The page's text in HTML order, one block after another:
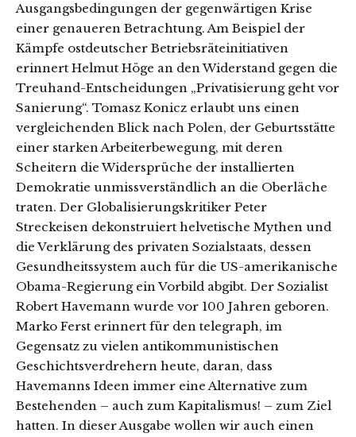
Ausgangsbedingungen der gegenwärtigen Krise
einer genaueren Betrachtung. Am Beispiel der
Kämpfe ostdeutscher Betriebsräteinitiativen
erinnert Helmut Höge an den Widerstand gegen die
Treuhand-Entscheidungen „Privatisierung geht vor
Sanierung“. Tomasz Konicz erlaubt uns einen
vergleichenden Blick nach Polen, der Geburtsstätte
einer starken Arbeiterbewegung, mit deren
Scheitern die Widersprüche der installierten
Demokratie unmissverständlich an die Oberläche
traten. Der Globalisierungskritiker Peter
Streckeisen dekonstruiert helvetische Mythen und
die Verklärung des privaten Sozialstaats, dessen
Gesundheitssystem auch für die US-amerikanische
Obama-Regierung ein Vorbild abgibt. Der Sozialist
Robert Havemann wurde vor 100 Jahren geboren.
Marko Ferst erinnert für den telegraph, im
Gegensatz zu vielen antikommunistischen
Geschichtsverdrehern heute, daran, dass
Havemanns Ideen immer eine Alternative zum
Bestehenden – auch zum Kapitalismus! – zum Ziel
hatten. In dieser Ausgabe wollen wir auch einen